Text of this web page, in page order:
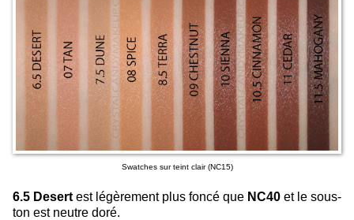
Swatches sur teint clair (NC15)
6.5 Desert est légèrement plus foncé que NC40 et le sous-
ton est neutre doré.